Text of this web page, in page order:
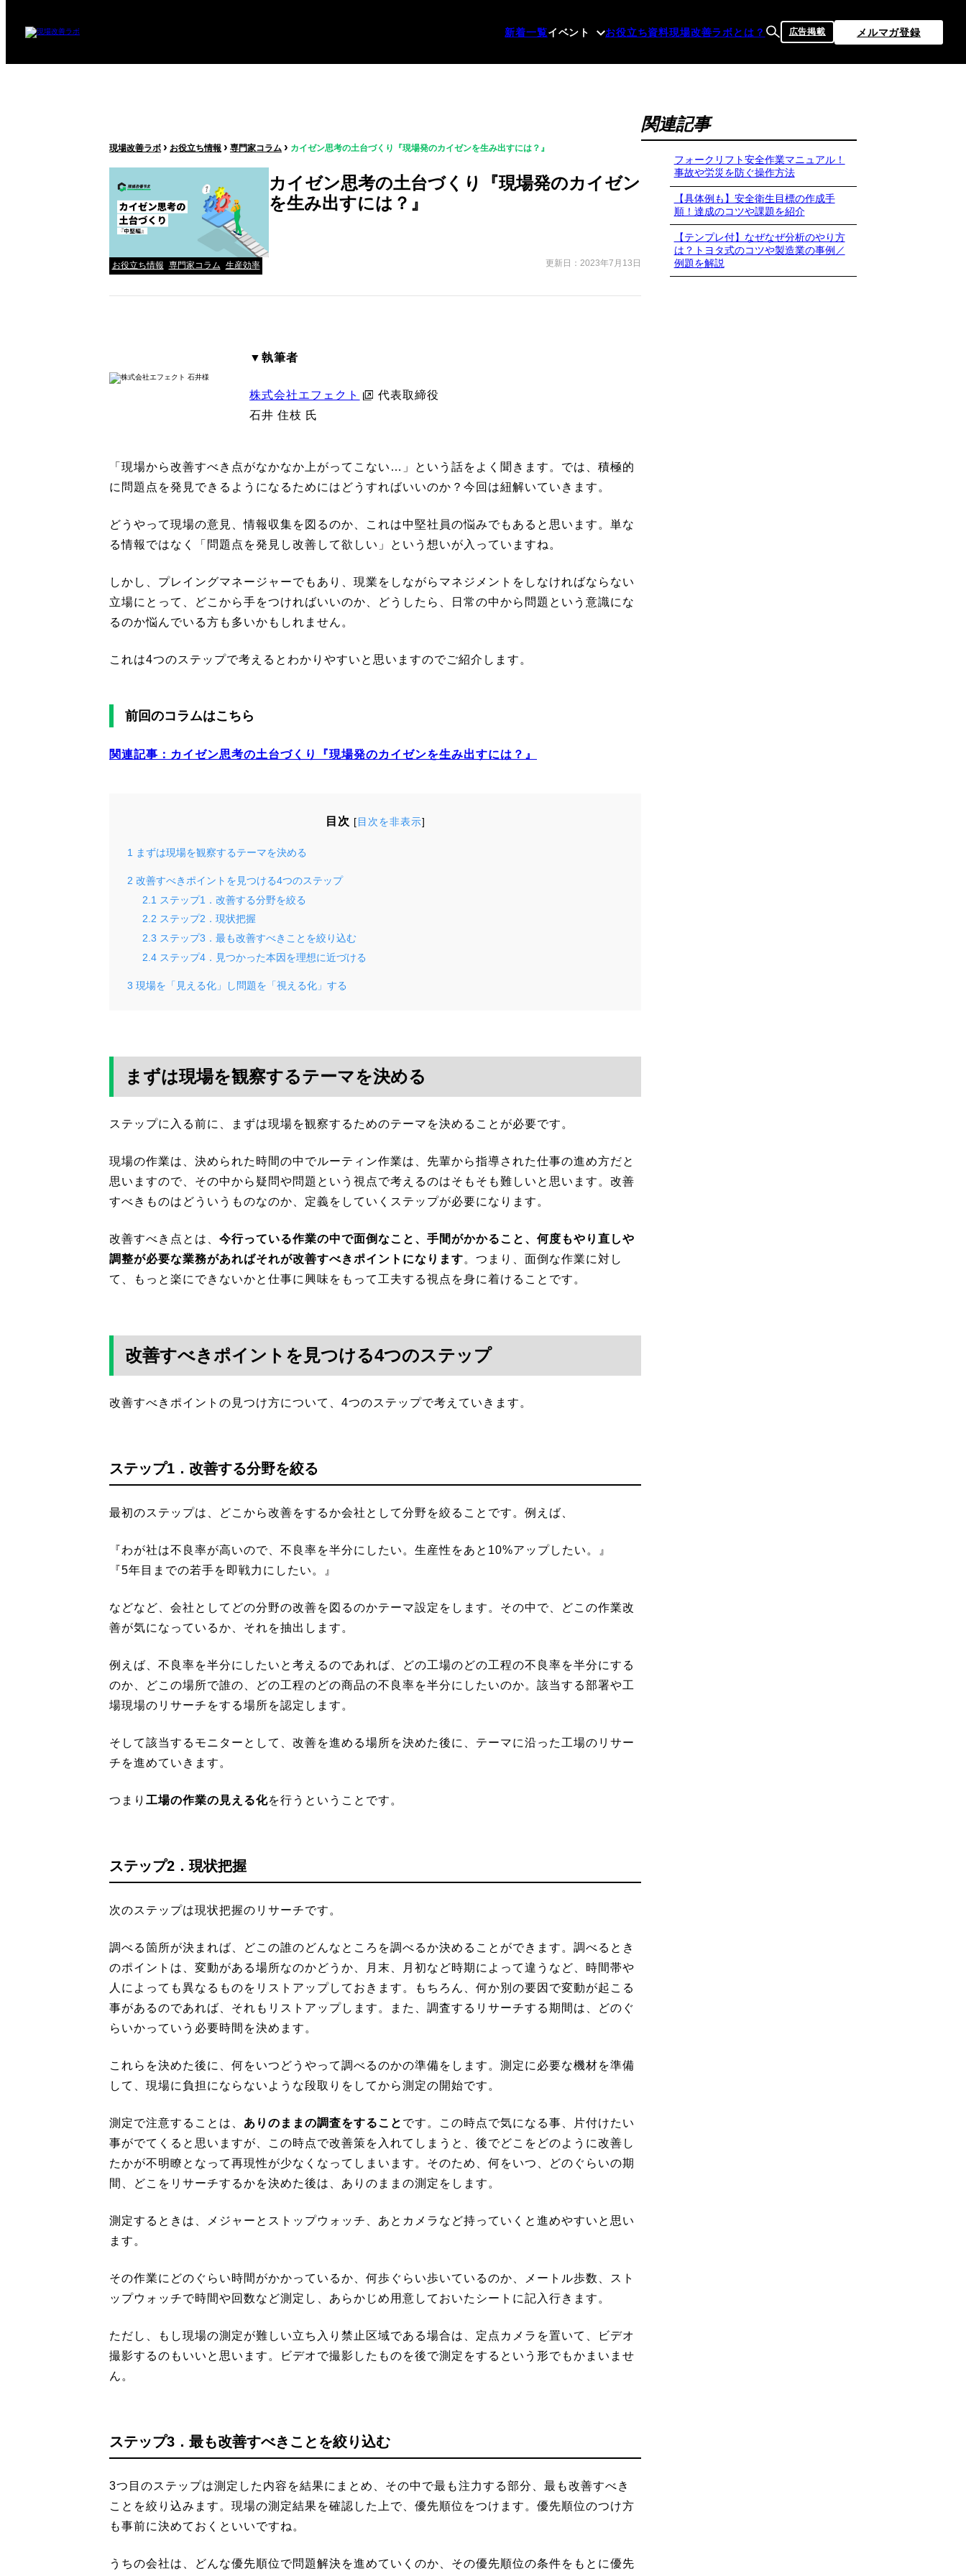
新着一覧イベント お役立ち資料現場改善ラボとは？ 広告掲載 メルマガ登録
現場改善ラボ › お役立ち情報 › 専門家コラム › カイゼン思考の土台づくり『現場発のカイゼンを生み出すには？』
カイゼン思考の土台づくり『現場発のカイゼン
を生み出すには？』
お役立ち情報 専門家コラム 生産効率 更新日：2023年7月13日
▼執筆者
株式会社エフェクト
代表取締役
石井 住枝 氏
「現場から改善すべき点がなかなか上がってこない…」という話をよく聞きます。では、積極的
に問題点を発見できるようになるためにはどうすればいいのか？今回は紐解いていきます。
どうやって現場の意見、情報収集を図るのか、これは中堅社員の悩みでもあると思います。単な
る情報ではなく「問題点を発見し改善して欲しい」という想いが入っていますね。
しかし、プレイングマネージャーでもあり、現業をしながらマネジメントをしなければならない
立場にとって、どこから手をつければいいのか、どうしたら、日常の中から問題という意識にな
るのか悩んでいる方も多いかもしれません。
これは4つのステップで考えるとわかりやすいと思いますのでご紹介します。
前回のコラムはこちら
関連記事： カイゼン思考の土台づくり『現場発のカイゼンを生み出すには？』
目次 [目次を非表示]
1 まずは現場を観察するテーマを決める
2 改善すべきポイントを見つける4つのステップ
2.1 ステップ1．改善する分野を絞る
2.2 ステップ2．現状把握
2.3 ステップ3．最も改善すべきことを絞り込む
2.4 ステップ4．見つかった本因を理想に近づける
3 現場を「見える化」し問題を「視える化」する
まずは現場を観察するテーマを決める
ステップに入る前に、まずは現場を観察するためのテーマを決めることが必要です。
現場の作業は、決められた時間の中でルーティン作業は、先輩から指導された仕事の進め方だと
思いますので、その中から疑問や問題という視点で考えるのはそもそも難しいと思います。改善
すべきものはどういうものなのか、定義をしていくステップが必要になります。
改善すべき点とは、 今行っている作業の中で面倒なこと、手間がかかること、何度もやり直しや
調整が必要な業務があればそれが改善すべきポイントになります。つまり、面倒な作業に対し
て、もっと楽にできないかと仕事に興味をもって工夫する視点を身に着けることです。
改善すべきポイントを見つける4つのステップ
改善すべきポイントの見つけ方について、4つのステップで考えていきます。
ステップ1．改善する分野を絞る
最初のステップは、どこから改善をするか会社として分野を絞ることです。例えば、
『わが社は不良率が高いので、不良率を半分にしたい。生産性をあと10%アップしたい。』
『5年目までの若手を即戦力にしたい。』
などなど、会社としてどの分野の改善を図るのかテーマ設定をします。その中で、どこの作業改
善が気になっているか、それを抽出します。
例えば、不良率を半分にしたいと考えるのであれば、どの工場のどの工程の不良率を半分にする
のか、どこの場所で誰の、どの工程のどの商品の不良率を半分にしたいのか。該当する部署や工
場現場のリサーチをする場所を認定します。
そして該当するモニターとして、改善を進める場所を決めた後に、テーマに沿った工場のリサー
チを進めていきます。
つまり 工場の作業の見える化を行うということです。
ステップ2．現状把握
次のステップは現状把握のリサーチです。
調べる箇所が決まれば、どこの誰のどんなところを調べるか決めることができます。調べるとき
のポイントは、変動がある場所なのかどうか、月末、月初など時期によって違うなど、時間帯や
人によっても異なるものをリストアップしておきます。もちろん、何か別の要因で変動が起こる
事があるのであれば、それもリストアップします。また、調査するリサーチする期間は、どのぐ
らいかっていう必要時間を決めます。
これらを決めた後に、何をいつどうやって調べるのかの準備をします。測定に必要な機材を準備
して、現場に負担にならないような段取りをしてから測定の開始です。
測定で注意することは、 ありのままの調査をすること です。この時点で気になる事、片付けたい
事がでてくると思いますが、この時点で改善策を入れてしまうと、後でどこをどのように改善し
たかが不明瞭となって再現性が少なくなってしまいます。そのため、何をいつ、どのぐらいの期
間、どこをリサーチするかを決めた後は、ありのままの測定をします。
測定するときは、メジャーとストップウォッチ、あとカメラなど持っていくと進めやすいと思い
ます。
その作業にどのぐらい時間がかかっているか、何歩ぐらい歩いているのか、メートル歩数、スト
ップウォッチで時間や回数など測定し、あらかじめ用意しておいたシートに記入行きます。
ただし、もし現場の測定が難しい立ち入り禁止区域である場合は、定点カメラを置いて、ビデオ
撮影するのもいいと思います。ビデオで撮影したものを後で測定をするという形でもかまいませ
ん。
ステップ3．最も改善すべきことを絞り込む
3つ目のステップは測定した内容を結果にまとめ、その中で最も注力する部分、最も改善すべき
ことを絞り込みます。現場の測定結果を確認した上で、優先順位をつけます。優先順位のつけ方
も事前に決めておくといいですね。
うちの会社は、どんな優先順位で問題解決を進めていくのか、その優先順位の条件をもとに優先
関連記事
フォークリフト安全作業マニュアル！
事故や労災を防ぐ操作方法
【具体例も】安全衛生目標の作成手
順！達成のコツや課題を紹介
【テンプレ付】なぜなぜ分析のやり方
は？トヨタ式のコツや製造業の事例／
例題を解説